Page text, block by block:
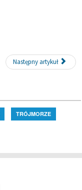
Następny artykuł
TRÓJMORZE